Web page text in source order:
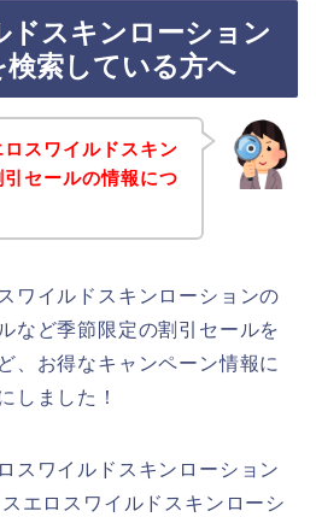
ドスキンローション
索している方へ
スワイルドスキン
セールの情報につ
ワイルドスキンローションの
など季節限定の割引セールを
、お得なキャンペーン情報に
しました！
スワイルドスキンローション
エロスワイルドスキンローシ